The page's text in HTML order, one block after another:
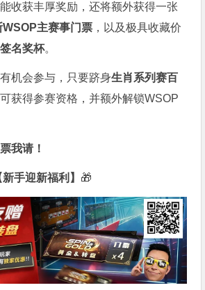
收获丰厚奖励，还将额外获得一张
WSOP主赛事门票 ，以及极具收藏价
名奖杯。
机会参与，只要跻身生肖系列赛百
可获得参赛资格，并额外解锁WSOP
我请！
手迎新福利】 🎁